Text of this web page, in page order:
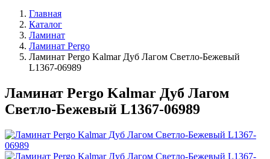
Главная
Каталог
Ламинат
Ламинат Pergo
Ламинат Pergo Kalmar Дуб Лагом Светло-Бежевый
L1367-06989
Ламинат Pergo Kalmar Дуб Лагом
Светло-Бежевый L1367-06989